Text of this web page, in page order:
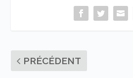
PRÉCÉDENT